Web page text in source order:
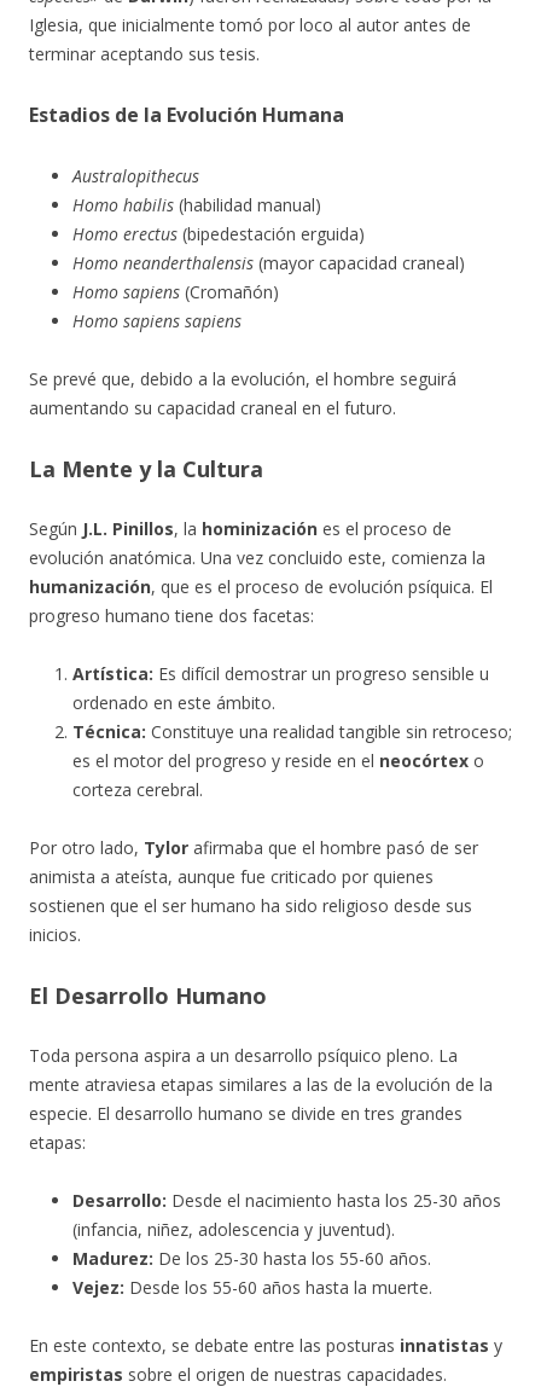
Iglesia, que inicialmente tomó por loco al autor antes de
terminar aceptando sus tesis.
Estadios de la Evolución Humana
Australopithecus
Homo habilis (habilidad manual)
Homo erectus (bipedestación erguida)
Homo neanderthalensis (mayor capacidad craneal)
Homo sapiens (Cromañón)
Homo sapiens sapiens
Se prevé que, debido a la evolución, el hombre seguirá
aumentando su capacidad craneal en el futuro.
La Mente y la Cultura
Según J.L. Pinillos, la hominización es el proceso de
evolución anatómica. Una vez concluido este, comienza la
humanización, que es el proceso de evolución psíquica. El
progreso humano tiene dos facetas:
Artística: Es difícil demostrar un progreso sensible u
ordenado en este ámbito.
Técnica: Constituye una realidad tangible sin retroceso;
es el motor del progreso y reside en el neocórtex o
corteza cerebral.
Por otro lado, Tylor afirmaba que el hombre pasó de ser
animista a ateísta, aunque fue criticado por quienes
sostienen que el ser humano ha sido religioso desde sus
inicios.
El Desarrollo Humano
Toda persona aspira a un desarrollo psíquico pleno. La
mente atraviesa etapas similares a las de la evolución de la
especie. El desarrollo humano se divide en tres grandes
etapas:
Desarrollo: Desde el nacimiento hasta los 25-30 años
(infancia, niñez, adolescencia y juventud).
Madurez: De los 25-30 hasta los 55-60 años.
Vejez: Desde los 55-60 años hasta la muerte.
En este contexto, se debate entre las posturas innatistas y
empiristas sobre el origen de nuestras capacidades.